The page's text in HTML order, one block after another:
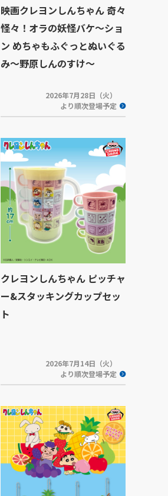
映画クレヨンしんちゃん 奇々
怪々！オラの妖怪バケ～ショ
ン めちゃもふぐっとぬいぐる
み～野原しんのすけ～
2026年7月28日（火）
より順次登場予定
クレヨンしんちゃん ピッチャ
ー&スタッキングカップセッ
ト
2026年7月14日（火）
より順次登場予定